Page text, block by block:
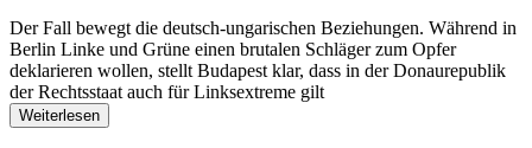
Der Fall bewegt die deutsch-ungarischen Beziehungen. Während in
Berlin Linke und Grüne einen brutalen Schläger zum Opfer
deklarieren wollen, stellt Budapest klar, dass in der Donaurepublik
der Rechtsstaat auch für Linksextreme gilt
Weiterlesen